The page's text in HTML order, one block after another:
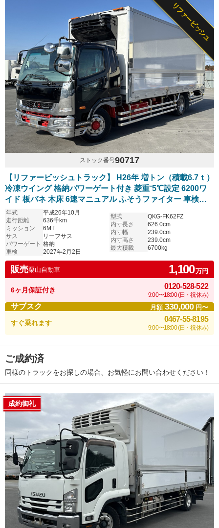
リファービッシュ
ストック番号90717
【リファービッシュトラック】 H26年 増トン（積載6.7ｔ）
冷凍ウイング 格納パワーゲート付き 菱重⁻5℃設定 6200ワ
イド 板バネ 木床 6速マニュアル ふそうファイター 車検付
き
年式
平成26年10月
走行距離
636千km
ミッション
6MT
サス
リーフサス
パワーゲート 格納
車検
2027年2月2日
型式
QKG-FK62FZ
内寸長さ
626.0cm
内寸幅
239.0cm
内寸高さ
239.0cm
最大積載
6700kg
販売栗山自動車 1,100万円
6ヶ月保証付き 0120-528-522
9:00〜18:00 (日・祝休み)
サブスク 月額330,000円〜
すぐ乗れます 0467-55-8195
9:00〜18:00 (日・祝休み)
ご成約済
同様のトラックをお探しの場合、お気軽にお問い合わせください！
成約御礼